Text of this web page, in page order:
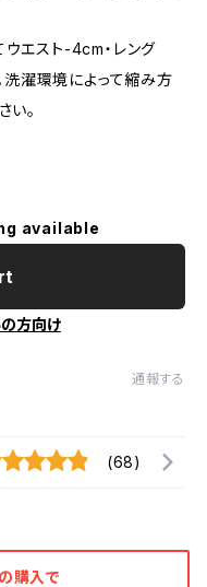
エスト-4cm・レング
濯環境によって縮み方
い。
available
方向け
通報する
(68)
購入で